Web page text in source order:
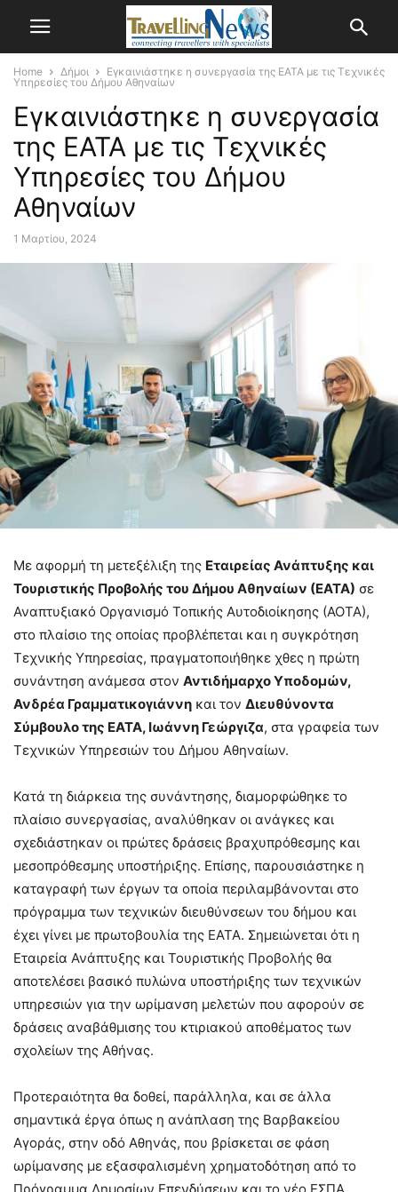
Home Δήμοι
Εγκαινιάστηκε η συνεργασία της ΕΑΤΑ με τις Τεχνικές
Υπηρεσίες του Δήμου Αθηναίων
Εγκαινιάστηκε η συνεργασία
της ΕΑΤΑ με τις Τεχνικές
Υπηρεσίες του Δήμου
Αθηναίων
1 Μαρτίου, 2024
Με αφορμή τη μετεξέλιξη της Εταιρείας Ανάπτυξης και
Τουριστικής Προβολής του Δήμου Αθηναίων (ΕΑΤΑ) σε
Αναπτυξιακό Οργανισμό Τοπικής Αυτοδιοίκησης (ΑΟΤΑ),
στο πλαίσιο της οποίας προβλέπεται και η συγκρότηση
Τεχνικής Υπηρεσίας, πραγματοποιήθηκε χθες η πρώτη
συνάντηση ανάμεσα στον Αντιδήμαρχο Υποδομών,
Ανδρέα Γραμματικογιάννη και τον Διευθύνοντα
Σύμβουλο της ΕΑΤΑ, Ιωάννη Γεώργιζα, στα γραφεία των
Τεχνικών Υπηρεσιών του Δήμου Αθηναίων.
Κατά τη διάρκεια της συνάντησης, διαμορφώθηκε το
πλαίσιο συνεργασίας, αναλύθηκαν οι ανάγκες και
σχεδιάστηκαν οι πρώτες δράσεις βραχυπρόθεσμης και
μεσοπρόθεσμης υποστήριξης. Επίσης, παρουσιάστηκε η
καταγραφή των έργων τα οποία περιλαμβάνονται στο
πρόγραμμα των τεχνικών διευθύνσεων του δήμου και
έχει γίνει με πρωτοβουλία της ΕΑΤΑ. Σημειώνεται ότι η
Εταιρεία Ανάπτυξης και Τουριστικής Προβολής θα
αποτελέσει βασικό πυλώνα υποστήριξης των τεχνικών
υπηρεσιών για την ωρίμανση μελετών που αφορούν σε
δράσεις αναβάθμισης του κτιριακού αποθέματος των
σχολείων της Αθήνας.
Προτεραιότητα θα δοθεί, παράλληλα, και σε άλλα
σημαντικά έργα όπως η ανάπλαση της Βαρβακείου
Αγοράς, στην οδό Αθηνάς, που βρίσκεται σε φάση
ωρίμανσης με εξασφαλισμένη χρηματοδότηση από το